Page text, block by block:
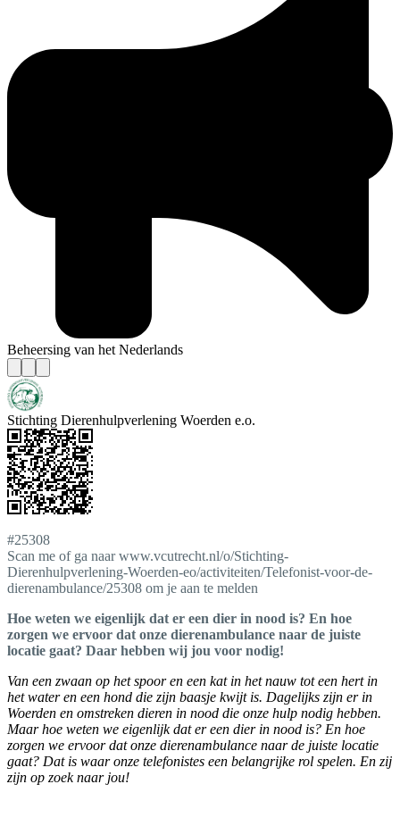
Beheersing van het Nederlands
Stichting Dierenhulpverlening Woerden e.o.
#25308
Scan me of ga naar www.vcutrecht.nl/o/Stichting-
Dierenhulpverlening-Woerden-eo/activiteiten/Telefonist-voor-de-
dierenambulance/25308 om je aan te melden
Hoe weten we eigenlijk dat er een dier in nood is? En hoe
zorgen we ervoor dat onze dierenambulance naar de juiste
locatie gaat? Daar hebben wij jou voor nodig!
Van een zwaan op het spoor en een kat in het nauw tot een hert in
het water en een hond die zijn baasje kwijt is. Dagelijks zijn er in
Woerden en omstreken dieren in nood die onze hulp nodig hebben.
Maar hoe weten we eigenlijk dat er een dier in nood is? En hoe
zorgen we ervoor dat onze dierenambulance naar de juiste locatie
gaat? Dat is waar onze telefonistes een belangrijke rol spelen. En zij
zijn op zoek naar jou!